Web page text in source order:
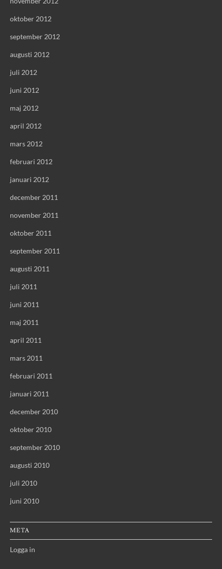
oktober 2012
september 2012
augusti 2012
juli 2012
juni 2012
maj 2012
april 2012
mars 2012
februari 2012
januari 2012
december 2011
november 2011
oktober 2011
september 2011
augusti 2011
juli 2011
juni 2011
maj 2011
april 2011
mars 2011
februari 2011
januari 2011
december 2010
oktober 2010
september 2010
augusti 2010
juli 2010
juni 2010
META
Logga in